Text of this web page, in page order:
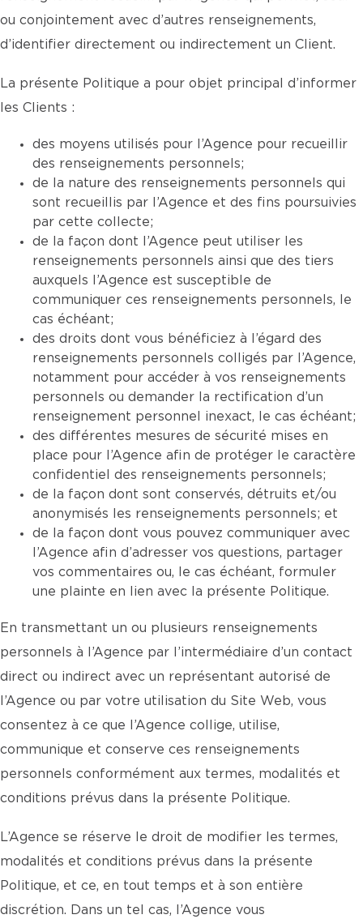
ou conjointement avec d’autres renseignements,
d’identifier directement ou indirectement un Client.
La présente Politique a pour objet principal d’informer
les Clients :
des moyens utilisés pour l’Agence pour recueillir
des renseignements personnels;
de la nature des renseignements personnels qui
sont recueillis par l’Agence et des fins poursuivies
par cette collecte;
de la façon dont l’Agence peut utiliser les
renseignements personnels ainsi que des tiers
auxquels l’Agence est susceptible de
communiquer ces renseignements personnels, le
cas échéant;
des droits dont vous bénéficiez à l’égard des
renseignements personnels colligés par l’Agence,
notamment pour accéder à vos renseignements
personnels ou demander la rectification d’un
renseignement personnel inexact, le cas échéant;
des différentes mesures de sécurité mises en
place pour l’Agence afin de protéger le caractère
confidentiel des renseignements personnels;
de la façon dont sont conservés, détruits et/ou
anonymisés les renseignements personnels; et
de la façon dont vous pouvez communiquer avec
l’Agence afin d’adresser vos questions, partager
vos commentaires ou, le cas échéant, formuler
une plainte en lien avec la présente Politique.
En transmettant un ou plusieurs renseignements
personnels à l’Agence par l’intermédiaire d’un contact
direct ou indirect avec un représentant autorisé de
l’Agence ou par votre utilisation du Site Web, vous
consentez à ce que l’Agence collige, utilise,
communique et conserve ces renseignements
personnels conformément aux termes, modalités et
conditions prévus dans la présente Politique.
L’Agence se réserve le droit de modifier les termes,
modalités et conditions prévus dans la présente
Politique, et ce, en tout temps et à son entière
discrétion. Dans un tel cas, l’Agence vous